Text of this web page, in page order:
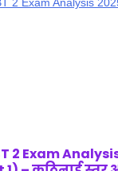
2 Exam